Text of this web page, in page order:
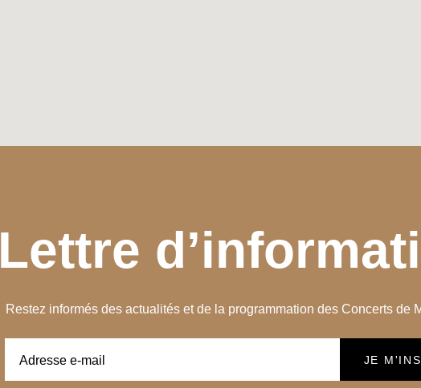
Lettre
Restez informés des actualités et de la programmation des Concerts de